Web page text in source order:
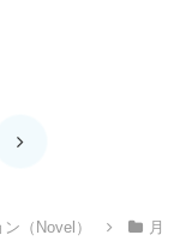
次
（Novel）
月